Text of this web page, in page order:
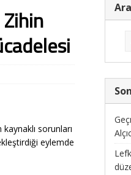
sorunları
eylemde